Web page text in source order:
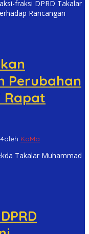
fraksi DPRD Takalar
Rancangan
Perubahan
Rapat
oleh KoMa
Takalar Muhammad